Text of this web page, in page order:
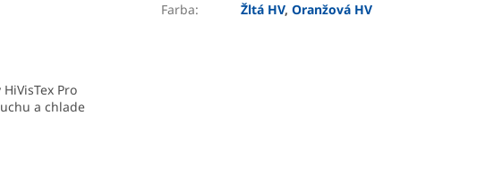
Pro
a chlade
Farba: Žltá HV,Oranžová HV